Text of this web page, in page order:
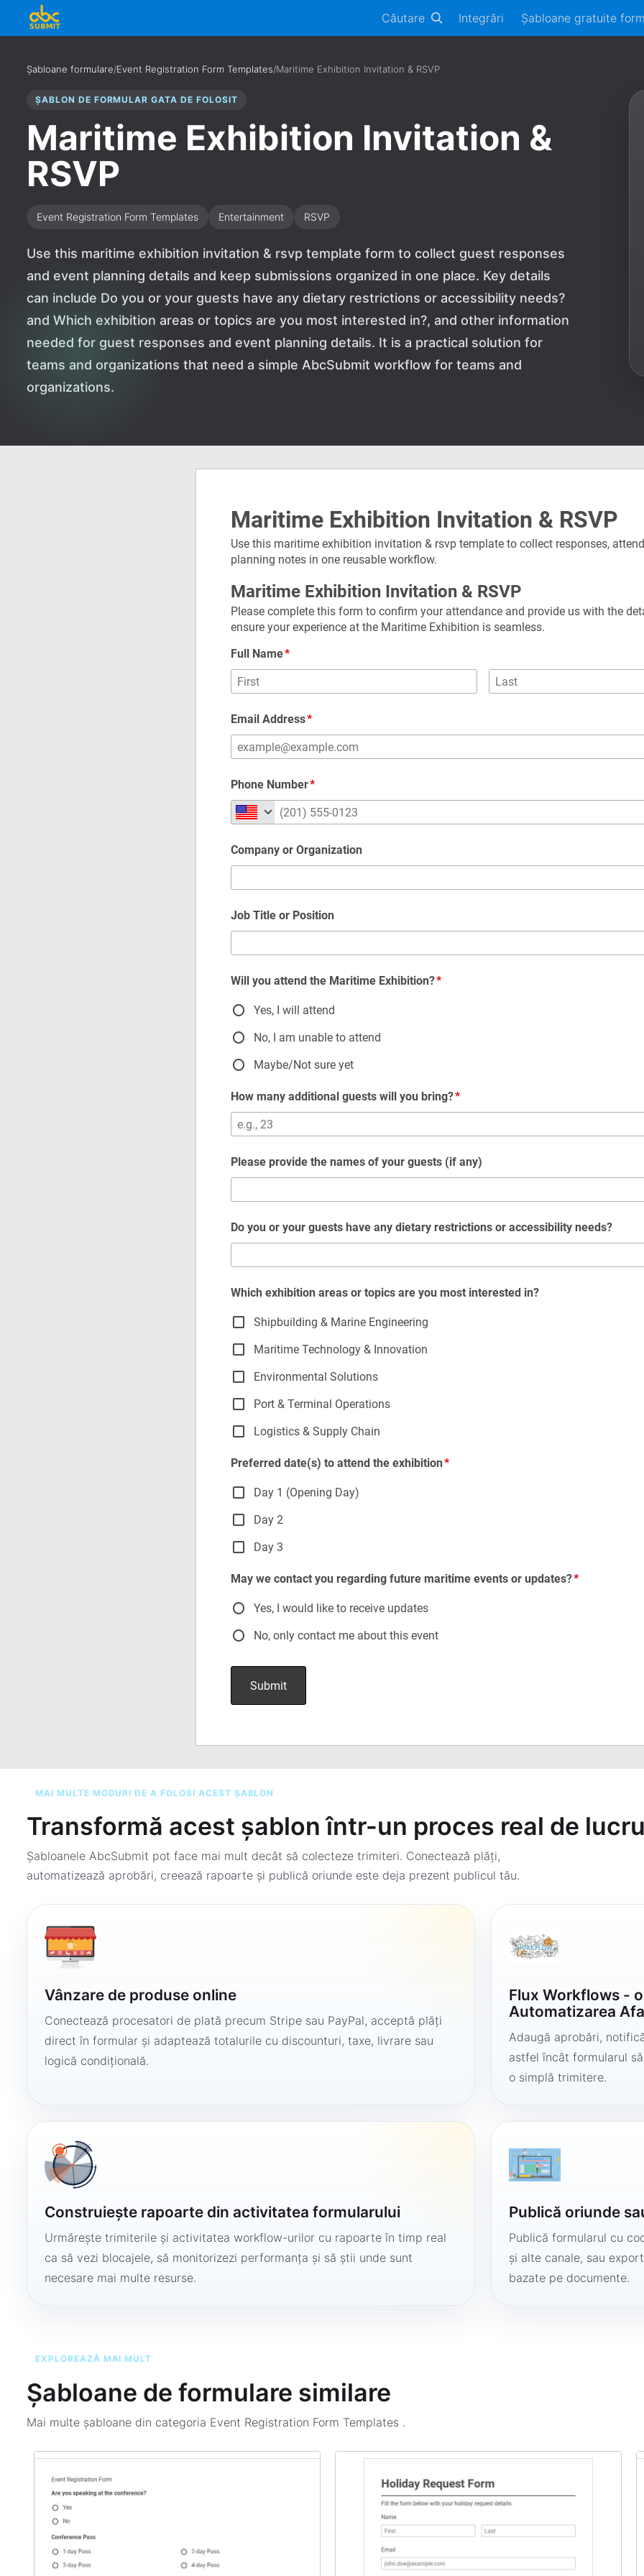
Căutare Integrări Șabloane gratuite
Șabloane formulare/Event Registration Form Templates/Maritime Exhibition Invitation & RSVP
ȘABLON DE FORMULAR GATA DE FOLOSIT
Maritime Exhibition Invitation &
RSVP
Event Registration Form Templates Entertainment RSVP
Use this maritime exhibition invitation & rsvp template form to collect guest responses
and event planning details and keep submissions organized in one place. Key details
can include Do you or your guests have any dietary restrictions or accessibility needs?
and Which exhibition areas or topics are you most interested in?, and other information
needed for guest responses and event planning details. It is a practical solution for
teams and organizations that need a simple AbcSubmit workflow for teams and
organizations.
MAI MULTE MODURI DE A FOLOSI ACEST ȘABLON
Transformă acest șablon într-un proces real de
Șabloanele AbcSubmit pot face mai mult decât să colecteze trimiteri. Conectează plăți,
automatizează aprobări, creează rapoarte și publică oriunde este deja prezent publicul tău.
Vânzare de produse online
Conectează procesatori de plată precum Stripe sau PayPal, acceptă plăți
direct în formular și adaptează totalurile cu discounturi, taxe, livrare sau
logică condițională.
Flux Workflows -
Automatizarea
Adaugă aprobări,
astfel încât formularul
o simplă trimitere.
Construiește rapoarte din activitatea formularului
Urmărește trimiterile și activitatea workflow-urilor cu rapoarte în timp real
ca să vezi blocajele, să monitorizezi performanța și să știi unde sunt
necesare mai multe resurse.
Publică oriunde
Publică formularul cu
și alte canale, sau
bazate pe documente.
EXPLOREAZĂ MAI MULT
Șabloane de formulare similare
Mai multe șabloane din categoria Event Registration Form Templates .